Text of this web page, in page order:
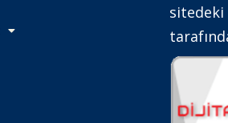
sitedeki